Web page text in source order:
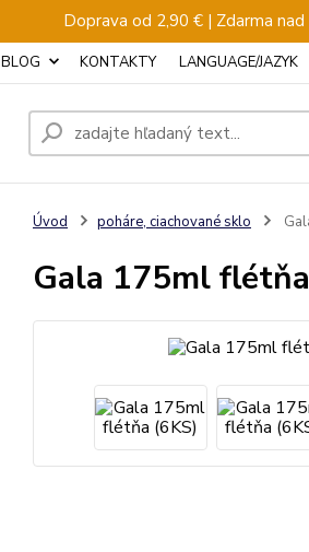
Doprava od 2,90 € | Zdarma
BLOG KONTAKTY LANGUAGE/JAZYK
Úvod poháre, ciachované sklo
Gala 175ml